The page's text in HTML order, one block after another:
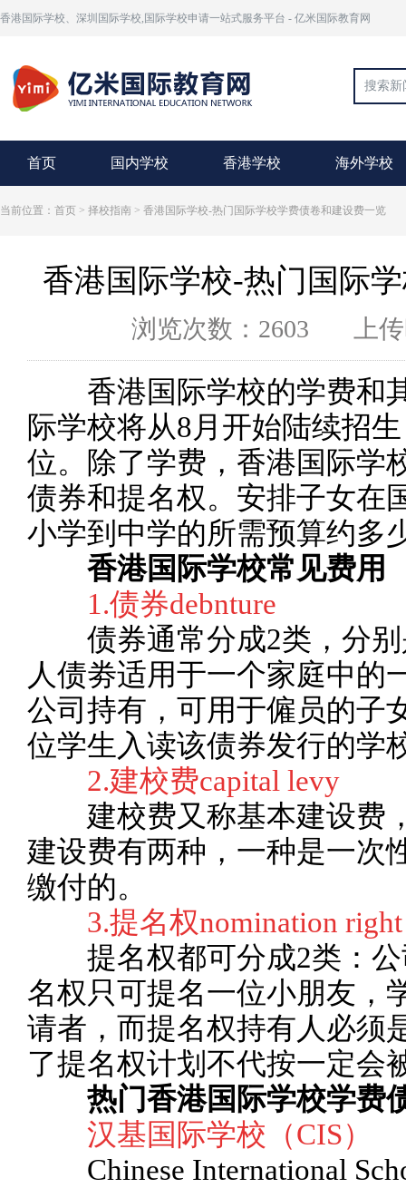
香港国际学校、深圳国际学校,国际学校申请一站式服务平台 - 亿米国际教育网
首页 国内学校 香港学校 海外学校
当前位置：首页 > 择校指南 > 香港国际学校-热门国际学校学费债卷和建设费一览
香港国际学校-热门国际
浏览次数：2603 上
香港国际学校的学费和
际学校将从8月开始陆续招
位。除了学费，香港国际学
债券和提名权。安排子女在
小学到中学的所需预算约多
香港国际学校常见费用
1.债券debnture
债券通常分成2类，分别
人债劵适用于一个家庭中的
公司持有，可用于僱员的子
位学生入读该债券发行的学
2.建校费capital levy
建校费又称基本建设费
建设费有两种，一种是一次
缴付的。
3.提名权nomination right
提名权都可分成2类：公
名权只可提名一位小朋友，
请者，而提名权持有人必须
了提名权计划不代按一定会
热门香港国际学校学费
汉基国际学校（CIS）
Chinese International